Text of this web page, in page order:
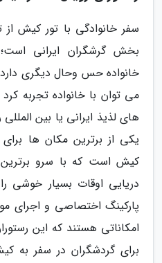
سفر خانوادگی با تور کیش
بخش گرشگران ایرانی است؛
خانواده حس وحال دیگری
می توان با خانواده تجربه
های لذیذ ایرانی یا بین
یکی از برترین مکان ها
کیش است که با سرو برترین
دریایی اوقات بسیار خوشی
پارکینگ اختصاصی و اجرای
امکاناتی هستند که این
برای گردشگران در سفر به